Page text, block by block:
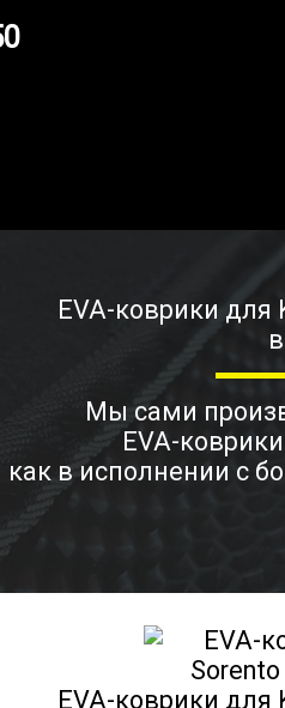
EVA-коврики для
Мы сами
EVA-
как в исполнении с
EVA-коврики для